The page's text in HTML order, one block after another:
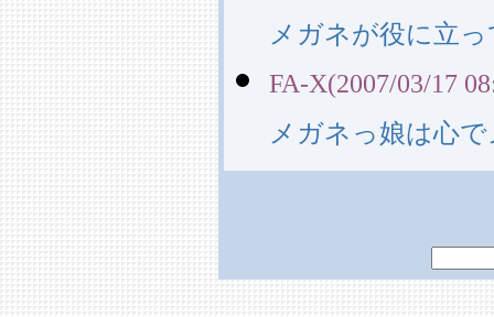
メガネが役に立
FA-X(2007/03/17
メガネっ娘は心